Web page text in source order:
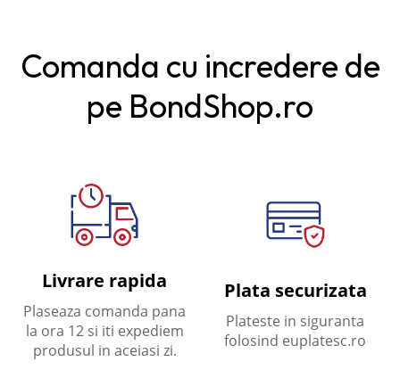
Comanda cu incredere de
pe BondShop.ro
Livrare rapida
Plaseaza comanda pana
la ora 12 si iti expediem
produsul in aceiasi zi.
Plata securizata
Plateste in siguranta
folosind euplatesc.ro